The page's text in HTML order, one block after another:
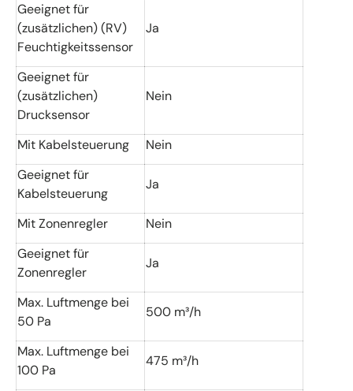
Geeignet für
(zusätzlichen) (RV)
Feuchtigkeitssensor
Ja
Geeignet für
(zusätzlichen)
Drucksensor
Nein
Mit Kabelsteuerung
Nein
Geeignet für
Kabelsteuerung
Ja
Mit Zonenregler
Nein
Geeignet für
Zonenregler
Ja
Max. Luftmenge bei
50 Pa
500 m³/h
Max. Luftmenge bei
100 Pa
475 m³/h